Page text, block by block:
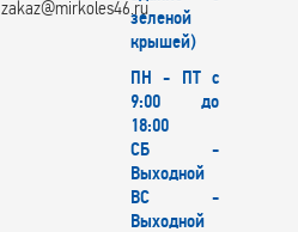
zakaz@mirkoles46.ruзеленой
крышей)
ПН - ПТ с
9:00 до
18:00
СБ -
Выходной
ВС -
Выходной